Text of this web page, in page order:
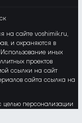
на сайте voshimik.ru,
и охраняются в
Использование иных
проектов
ссылки на сайт
сайта ссылка на
целью персонализации